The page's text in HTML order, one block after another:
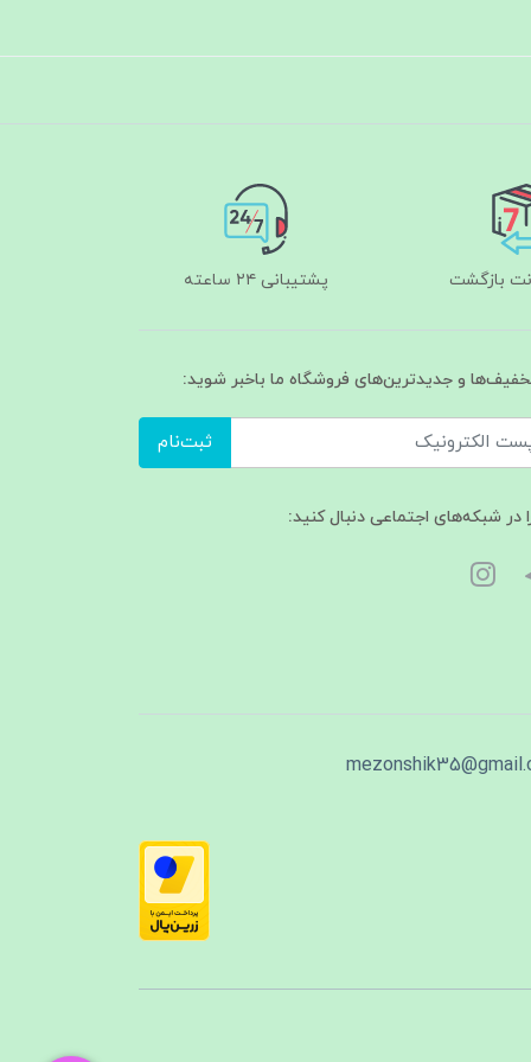
پشتیبانی ۲۴ ساعته
و جدیدترین‌های فروشگاه ما باخبر شوید:
ثبت‌نام
در شبکه‌های اجتماعی دنبال کنید: